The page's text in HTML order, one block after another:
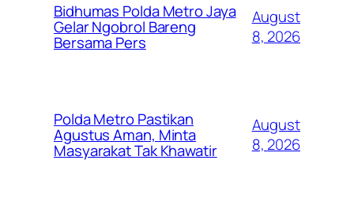
Bidhumas Polda Metro Jaya
Gelar Ngobrol Bareng
Bersama Pers
August
8, 2026
Polda Metro Pastikan
Agustus Aman, Minta
Masyarakat Tak Khawatir
August
8, 2026